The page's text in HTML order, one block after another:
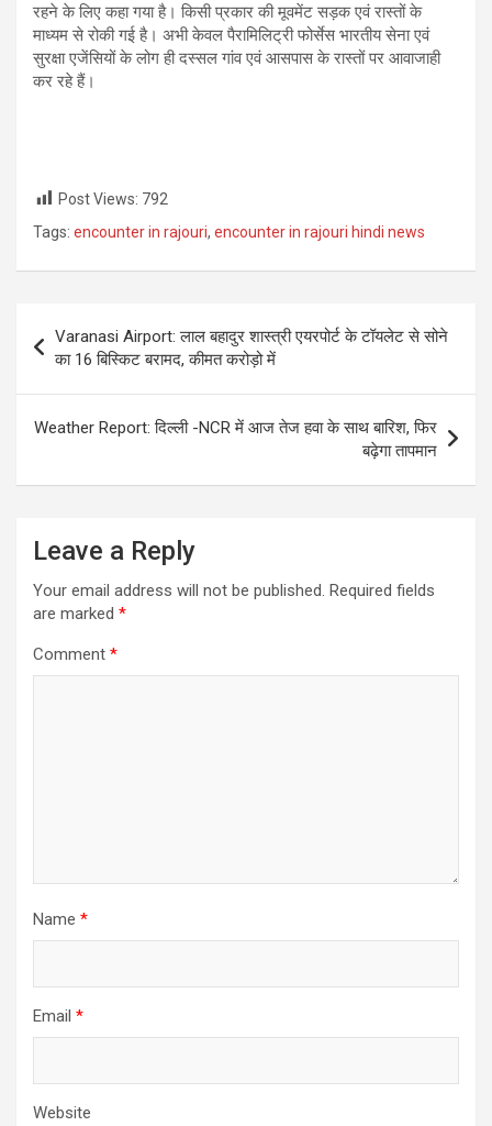
रहने के लिए कहा गया है। किसी प्रकार की मूवमेंट सड़क एवं रास्तों के
माध्यम से रोकी गई है। अभी केवल पैरामिलिट्री फोर्सेस भारतीय सेना एवं
सुरक्षा एजेंसियों के लोग ही दस्सल गांव एवं आसपास के रास्तों पर आवाजाही
कर रहे हैं।
Post Views: 792
Tags: encounter in rajouri, encounter in rajouri hindi news
navigation
Varanasi Airport: लाल बहादुर शास्त्री एयरपोर्ट के टॉयलेट से सोने
का 16 बिस्किट बरामद, कीमत करोड़ो में
Weather Report: दिल्ली -NCR में आज तेज हवा के साथ बारिश, फिर
बढ़ेगा तापमान
Leave a Reply
Your email address will not be published. Required fields
are marked *
Comment *
Name *
Email *
Website